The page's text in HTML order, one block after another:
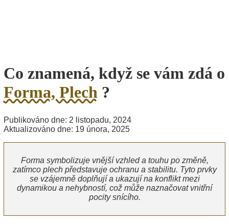
Co znamená, když se vám zdá o
Forma, Plech ?
Publikováno dne: 2 listopadu, 2024
Aktualizováno dne: 19 února, 2025
Forma symbolizuje vnější vzhled a touhu po změně,
zatímco plech představuje ochranu a stabilitu. Tyto prvky
se vzájemně doplňují a ukazují na konflikt mezi
dynamikou a nehybností, což může naznačovat vnitřní
pocity snícího.